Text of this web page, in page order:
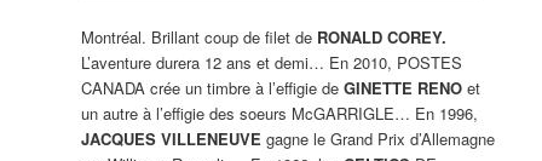
Montréal. Brillant coup de filet de RONALD COREY.
L’aventure durera 12 ans et demi… En 2010, POSTES
CANADA crée un timbre à l’effigie de GINETTE RENOet
un autre à l’effigie des soeurs McGARRIGLE… En 1996,
JACQUES VILLENEUVE gagne le Grand Prix d’Allemagne